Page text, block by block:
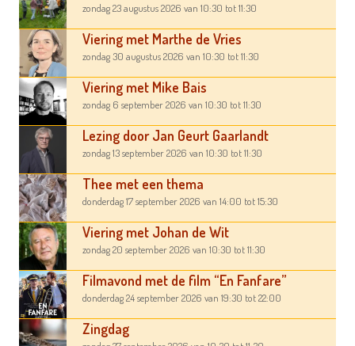
zondag 23 augustus 2026 van 10:30 tot 11:30
Viering met Marthe de Vries
zondag 30 augustus 2026 van 10:30 tot 11:30
Viering met Mike Bais
zondag 6 september 2026 van 10:30 tot 11:30
Lezing door Jan Geurt Gaarlandt
zondag 13 september 2026 van 10:30 tot 11:30
Thee met een thema
donderdag 17 september 2026 van 14:00 tot 15:30
Viering met Johan de Wit
zondag 20 september 2026 van 10:30 tot 11:30
Filmavond met de film “En Fanfare”
donderdag 24 september 2026 van 19:30 tot 22:00
Zingdag